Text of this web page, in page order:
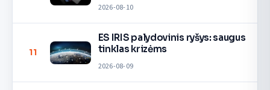
2026-08-10
11
ES IRIS palydovinis ryšys: saugus
tinklas krizėms
2026-08-09